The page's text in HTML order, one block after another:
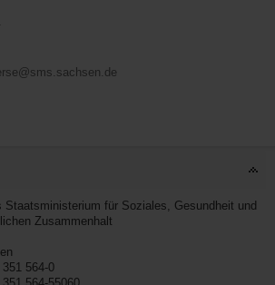
Staatsministerium für Soziales, Gesundheit und
Zusammenhalt
351 564-0